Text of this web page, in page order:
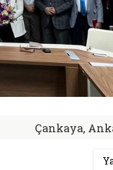
Çankaya,